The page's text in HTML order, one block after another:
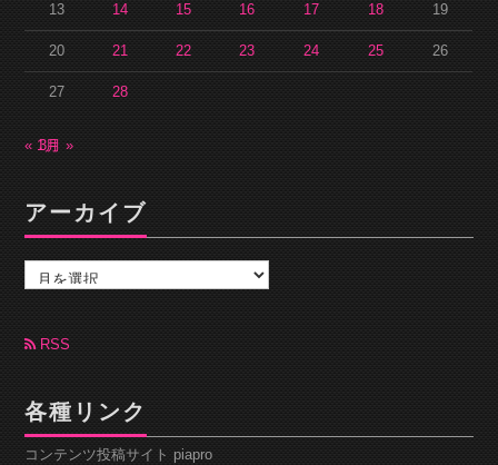
13 14 15 16 17 18 19
20 21 22 23 24 25 26
27 28
« 1月3月 »
アーカイブ
カ
ブ RSS
各種リンク
コンテンツ投稿サイト piapro